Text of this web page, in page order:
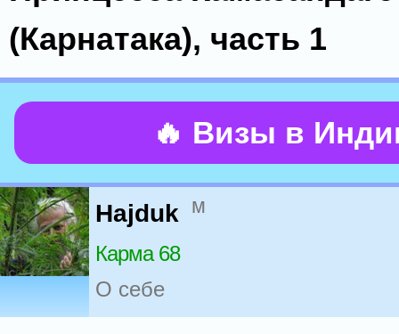
(Карнатака), часть 1
🔥 Визы в
Hajduk м
Карма 68
О себе